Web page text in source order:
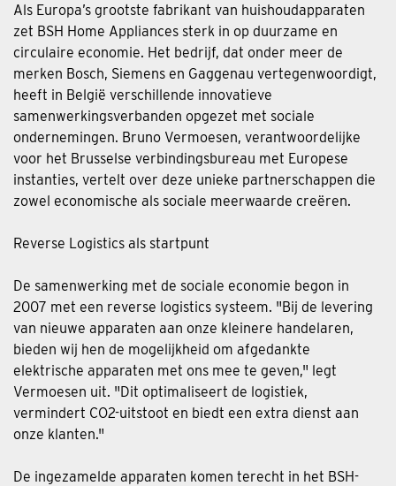
Als Europa’s grootste fabrikant van huishoudapparaten
zet BSH Home Appliances sterk in op duurzame en
circulaire economie. Het bedrijf, dat onder meer de
merken Bosch, Siemens en Gaggenau vertegenwoordigt,
heeft in België verschillende innovatieve
samenwerkingsverbanden opgezet met sociale
ondernemingen. Bruno Vermoesen, verantwoordelijke
voor het Brusselse verbindingsbureau met Europese
instanties, vertelt over deze unieke partnerschappen die
zowel economische als sociale meerwaarde creëren.
Reverse Logistics als startpunt
De samenwerking met de sociale economie begon in
2007 met een reverse logistics systeem. "Bij de levering
van nieuwe apparaten aan onze kleinere handelaren,
bieden wij hen de mogelijkheid om afgedankte
elektrische apparaten met ons mee te geven," legt
Vermoesen uit. "Dit optimaliseert de logistiek,
vermindert CO2-uitstoot en biedt een extra dienst aan
onze klanten."
De ingezamelde apparaten komen terecht in het BSH-